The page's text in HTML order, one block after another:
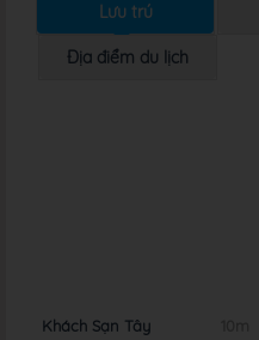
Lưu trú
Địa điểm du lịch
Khách Sạn Tây